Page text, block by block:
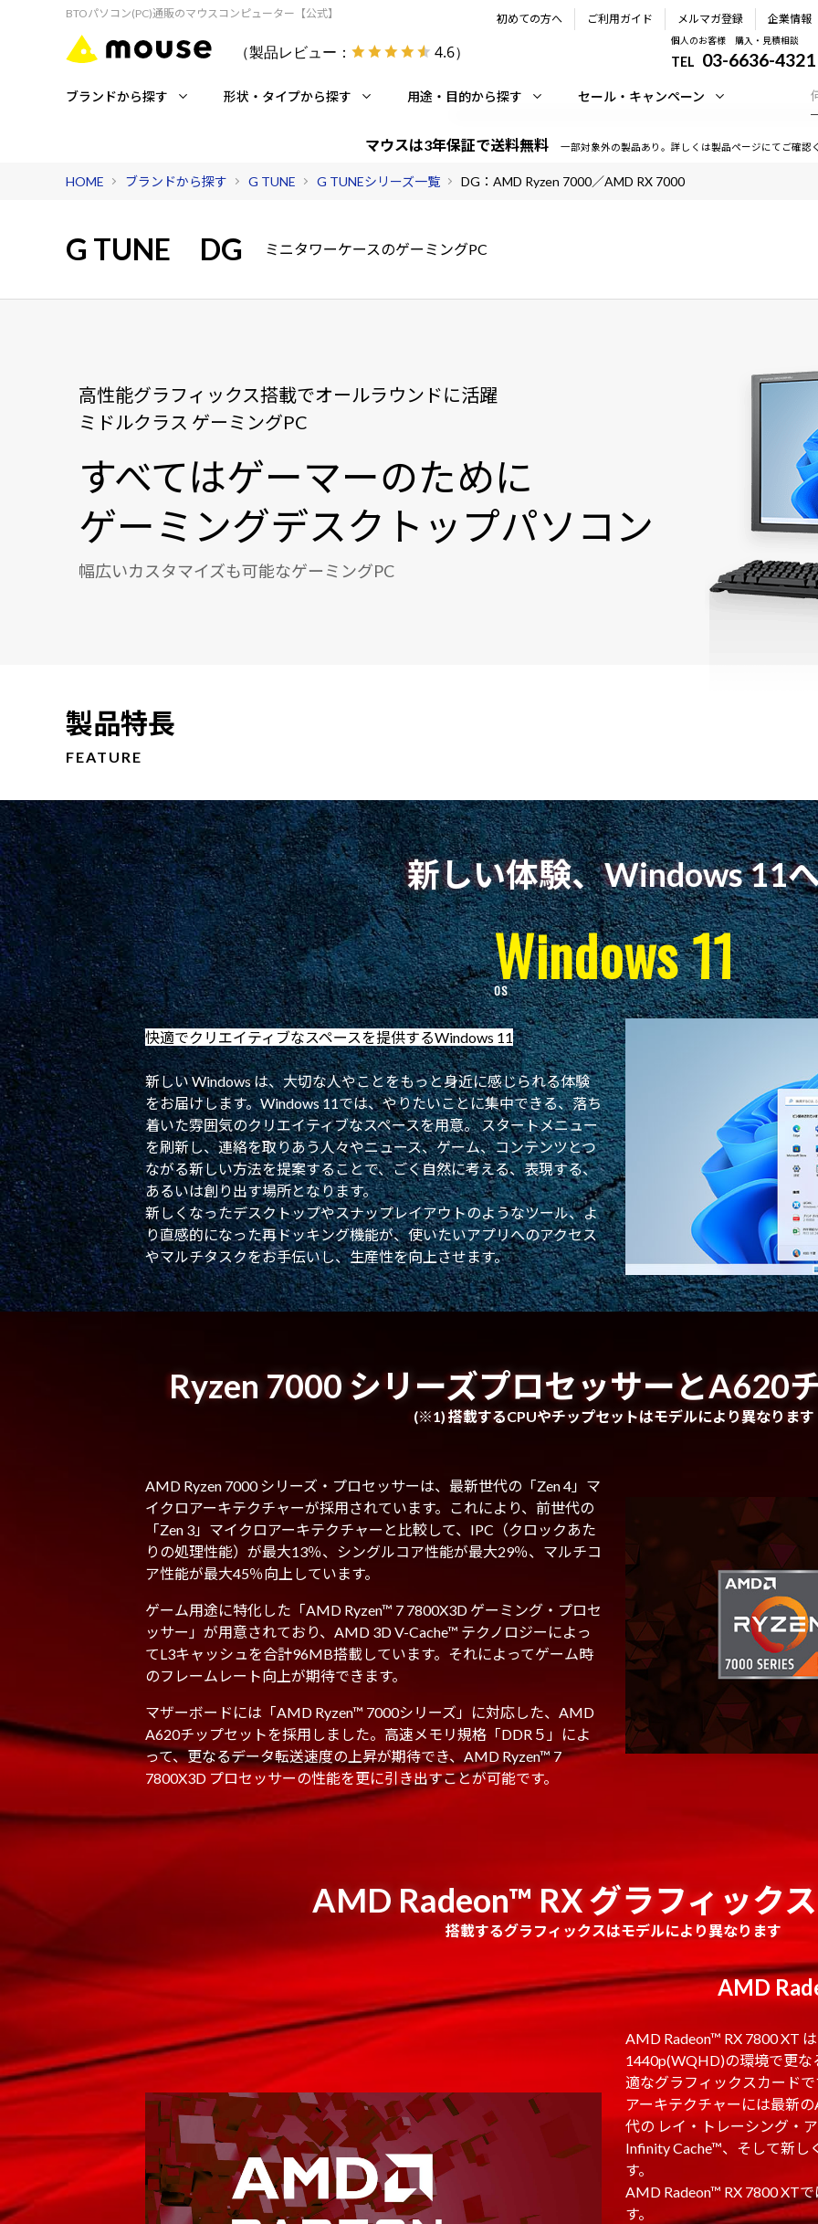
BTOパソコン(PC)通販のマウスコンピューター【公式】
（製品レビュー： 4.6）
初めての方へ ご利用ガイド メルマガ登録 企業情報
個人のお客様 購入・見積相談
TEL 03-6636-4321
ブランドから探す 形状・タイプから探す 用途・目的から探す セール・キャンペーン
マウスは3年保証で送料無料 一部対象外の製品あり。詳しくは製品ページにてご確認
HOME ブランドから探す G TUNE G TUNEシリーズ一覧 DG：AMD Ryzen 7000／AMD RX 7000
G TUNE DG ミニタワーケースのゲーミングPC
高性能グラフィックス搭載でオールラウンドに活躍
ミドルクラス ゲーミングPC
すべてはゲーマーのために
ゲーミングデスクトップパソコン
幅広いカスタマイズも可能なゲーミングPC
製品特長
FEATURE
新しい体験、Windows 11
Windows 11
快適でクリエイティブなスペースを提供するWindows 11
新しい Windows は、大切な人やことをもっと身近に感じられる体験
をお届けします。Windows 11では、やりたいことに集中できる、落ち
着いた雰囲気のクリエイティブなスペースを用意。 スタートメニュー
を刷新し、連絡を取りあう人々やニュース、ゲーム、コンテンツとつ
ながる新しい方法を提案することで、ごく自然に考える、表現する、
あるいは創り出す場所となります。
新しくなったデスクトップやスナップレイアウトのようなツール、よ
り直感的になった再ドッキング機能が、使いたいアプリへのアクセス
やマルチタスクをお手伝いし、生産性を向上させます。
Ryzen 7000 シリーズプロセッサーとA620
(※1) 搭載するCPUやチップセットはモデルにより異なります
AMD Ryzen 7000 シリーズ・プロセッサーは、最新世代の「Zen 4」マ
イクロアーキテクチャーが採用されています。これにより、前世代の
「Zen 3」マイクロアーキテクチャーと比較して、IPC（クロックあた
りの処理性能）が最大13％、シングルコア性能が最大29％、マルチコ
ア性能が最大45％向上しています。
ゲーム用途に特化した「AMD Ryzen™ 7 7800X3D ゲーミング・プロセ
ッサー」が用意されており、AMD 3D V-Cache™ テクノロジーによっ
てL3キャッシュを合計96MB搭載しています。それによってゲーム時
のフレームレート向上が期待できます。
マザーボードには「AMD Ryzen™ 7000シリーズ」に対応した、AMD
A620チップセットを採用しました。高速メモリ規格「DDR５」によ
って、更なるデータ転送速度の上昇が期待でき、AMD Ryzen™ 7
7800X3D プロセッサーの性能を更に引き出すことが可能です。
AMD Radeon™ RX グラフィック
搭載するグラフィックスはモデルにより異なります
AMD
AMD Radeon™ RX 7800 XT
1440p(WQHD)の環境で更
適なグラフィックスカードで
アーキテクチャーには最新
代の レイ・トレーシング・
Infinity Cache™、そして新し
す。
AMD Radeon™ RX 7800 XT
す。